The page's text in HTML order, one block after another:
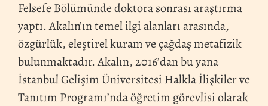
Felsefe Bölümünde doktora sonrası araştırma
yaptı. Akalın’ın temel ilgi alanları arasında,
özgürlük, eleştirel kuram ve çağdaş metafizik
bulunmaktadır. Akalın, 2016’dan bu yana
İstanbul Gelişim Üniversitesi Halkla İlişkiler ve
Tanıtım Programı’nda öğretim görevlisi olarak